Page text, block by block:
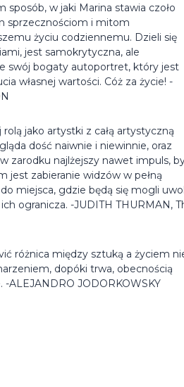
sposób, w jaki Marina stawia czoło
sprzecznościom i mitom
życiu codziennemu. Dzieli się
jest samokrytyczna, ale
swój bogaty autoportret, który jest
własnej wartości. Cóż za życie! -
rolą jako artystki z całą artystyczną
dość naiwnie i niewinnie, oraz
zarodku najlżejszy nawet impuls,
jest zabieranie widzów w pełną
miejsca, gdzie będą się mogli
ogranicza. -JUDITH THURMAN,
różnica między sztuką a życiem
dopóki trwa, obecnością
ALEJANDRO JODORKOWSKY